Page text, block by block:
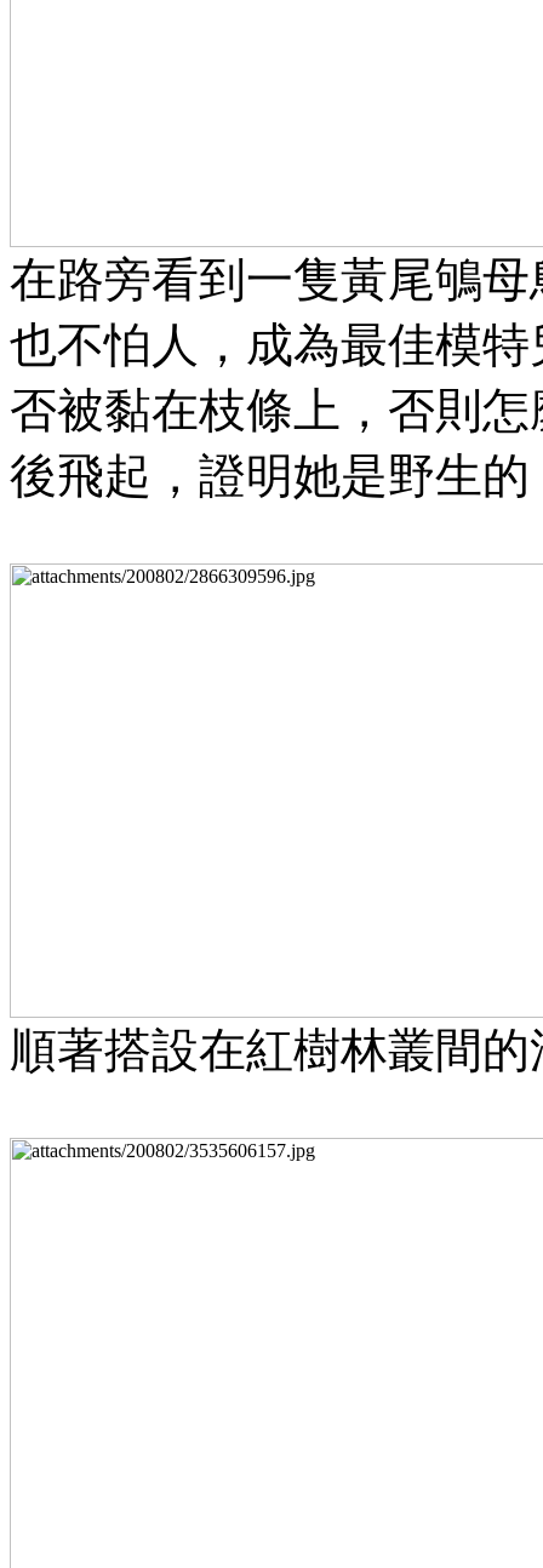
在路旁看到一隻黃尾鴝
也不怕人，成為最佳模
否被黏在枝條上，否則
後飛起，證明她是野生的
順著搭設在紅樹林叢間